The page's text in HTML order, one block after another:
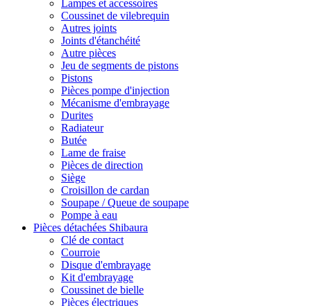
Lampes et accessoires
Coussinet de vilebrequin
Autres joints
Joints d'étanchéité
Autre pièces
Jeu de segments de pistons
Pistons
Pièces pompe d'injection
Mécanisme d'embrayage
Durites
Radiateur
Butée
Lame de fraise
Pièces de direction
Siège
Croisillon de cardan
Soupape / Queue de soupape
Pompe à eau
Pièces détachées Shibaura
Clé de contact
Courroie
Disque d'embrayage
Kit d'embrayage
Coussinet de bielle
Pièces électriques